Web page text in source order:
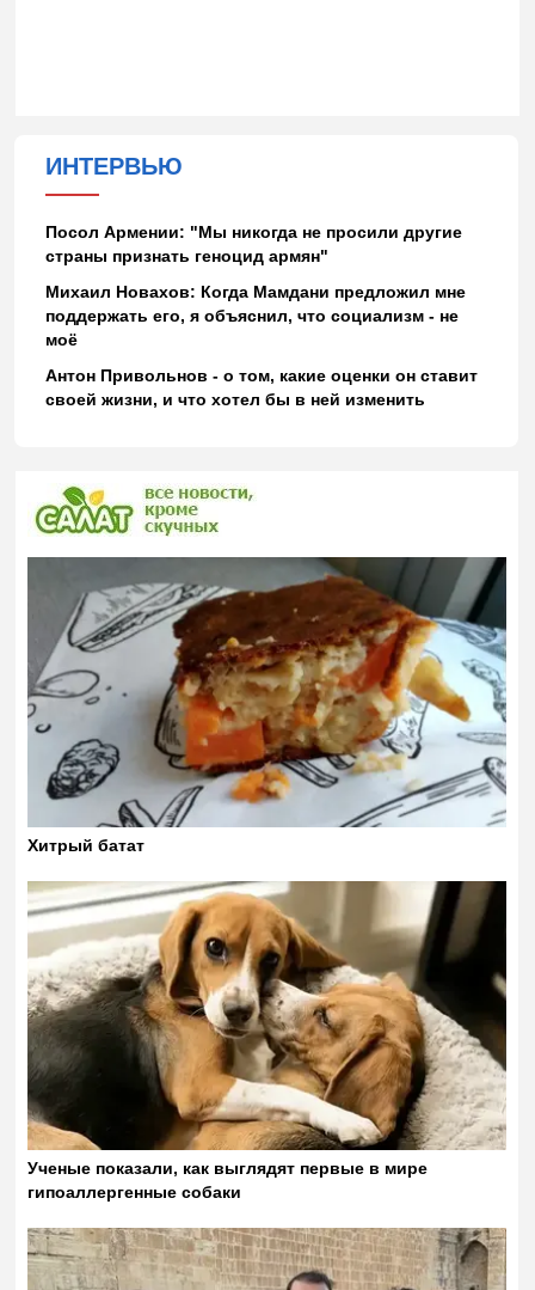
ИНТЕРВЬЮ
Посол Армении: "Мы никогда не просили другие
страны признать геноцид армян"
Михаил Новахов: Когда Мамдани предложил мне
поддержать его, я объяснил, что социализм - не
моё
Антон Привольнов - о том, какие оценки он ставит
своей жизни, и что хотел бы в ней изменить